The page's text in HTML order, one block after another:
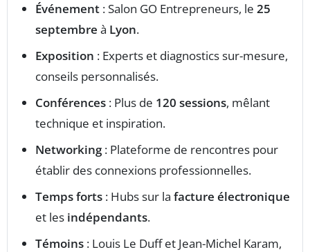
Événement : Salon GO Entrepreneurs, le 25
septembre à Lyon.
Exposition : Experts et diagnostics sur-mesure,
conseils personnalisés.
Conférences : Plus de 120 sessions, mêlant
technique et inspiration.
Networking: Plateforme de rencontres pour
établir des connexions professionnelles.
Temps forts : Hubs sur la facture électronique
et les indépendants.
Témoins : Louis Le Duff et Jean-Michel Karam,